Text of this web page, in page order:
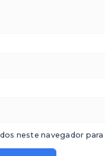
neste navegador